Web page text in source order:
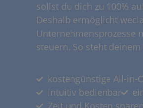
sollst du dich zu 100%
Deshalb ermöglicht
Unternehmensprozesse
steuern. So steht
kostengünstige All-in-
intuitiv bedienbar
Zeit und Kosten sparen